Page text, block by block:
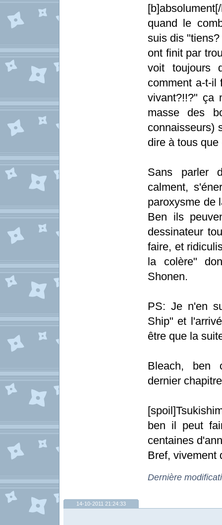
quand le
suis dis
ont finit par
voit toujours
comment a-t-il
vivant?!!?" ça
masse des
connaisseurs)
dire à tous
Sans parler
calment,
paroxysme de
Ben ils
dessinateur
faire, et
la colère"
Shonen.
PS: Je n'en
Ship" et
être que la
Bleach, ben
dernier
ben il peut
centaines
Bref, vivement
Dernière
14-10-2011 21:24:33